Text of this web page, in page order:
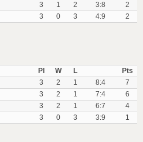
3 1 2 3:8
2
3 0 3 4:9 2
Pl
W L
Pts
3 2 1 8:4
7
3 2 1 7:4
6
3 2 1 6:7
4
3 0 3 3:9 1